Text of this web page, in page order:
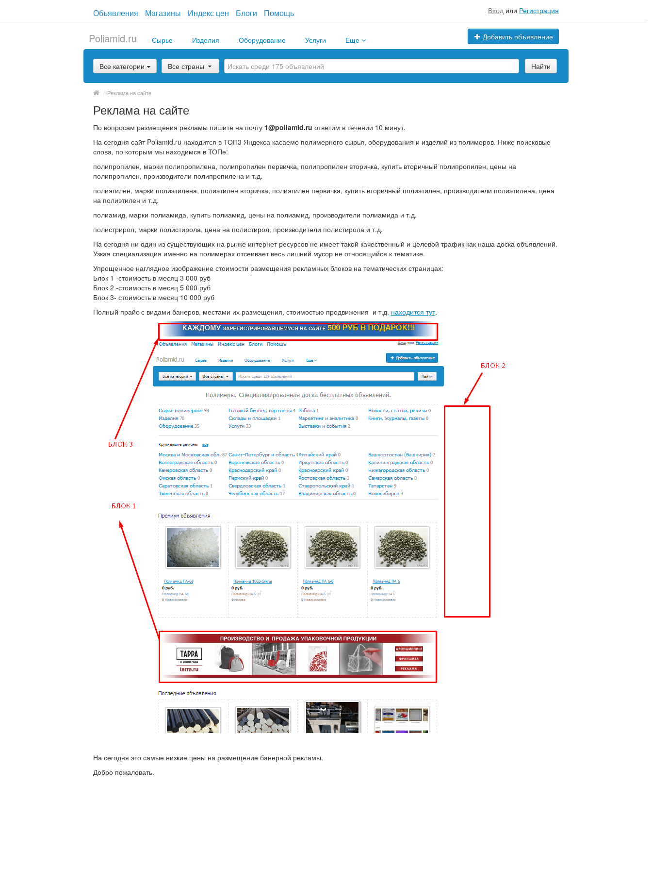
Объявления Магазины Индекс цен Блоги Помощь Вход или Регистрация
Добавить объявление
Poliamid.ru Сырье Изделия Оборудование Услуги Еще
Все категории Все страны Найти
/ Реклама на сайте
Реклама на сайте
По вопросам размещения рекламы пишите на почту 1@poliamid.ru ответим в течении 10 минут.
На сегодня сайт Poliamid.ru находится в ТОП3 Яндекса касаемо полимерного сырья, оборудования и изделий из полимеров. Ниже поисковые
слова, по которым мы находимся в ТОПе:
полипропилен, марки полипропилена, полипропилен первичка, полипропилен вторичка, купить вторичный полипропилен, цены на
полипропилен, производители полипропилена и т.д.
полиэтилен, марки полиэтилена, полиэтилен вторичка, полиэтилен первичка, купить вторичный полиэтилен, производители полиэтилена, цена
на полиэтилен и т.д.
полиамид, марки полиамида, купить полиамид, цены на полиамид, производители полиамида и т.д.
полистрирол, марки полистирола, цена на полистирол, производители полистирола и т.д.
На сегодня ни один из существующих на рынке интернет ресурсов не имеет такой качественный и целевой трафик как наша доска объявлений.
Узкая специализация именно на полимерах отсеивает весь лишний мусор не относящийся к тематике.
Упрощенное наглядное изображение стоимости размещения рекламных блоков на тематических страницах:
Блок 1 -стоимость в месяц 3 000 руб
Блок 2 -стоимость в месяц 5 000 руб
Блок 3- стоимость в месяц 10 000 руб
Полный прайс с видами банеров, местами их размещения, стоимостью продвижения и т.д. находится тут.
На сегодня это самые низкие цены на размещение банерной рекламы.
Добро пожаловать.